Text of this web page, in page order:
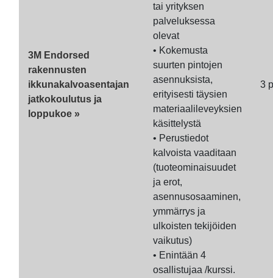
3M Endorsed
rakennusten
ikkunakalvoasentajan
jatkokoulutus ja
loppukoe »
tai yrityksen
palveluksessa
olevat
• Kokemusta
suurten pintojen
asennuksista,
erityisesti täysien
materiaalileveyksien
käsittelystä
• Perustiedot
kalvoista vaaditaan
(tuoteominaisuudet
ja erot,
asennusosaaminen,
ymmärrys ja
ulkoisten tekijöiden
vaikutus)
• Enintään 4
osallistujaa /kurssi.
3